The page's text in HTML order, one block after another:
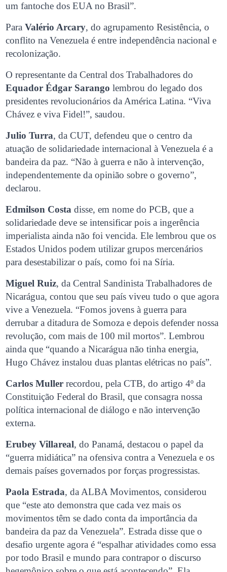
um fantoche dos EUA no Brasil”.
ParaValério Arcary, do agrupamento Resistência, o
conflito na Venezuela é entre independência nacional e
recolonização.
O representante da Central dos Trabalhadores do
Equador Édgar Sarango lembrou do legado dos
presidentes revolucionários da América Latina. “Viva
Chávez e viva Fidel!”, saudou.
Julio Turra, da CUT, defendeu que o centro da
atuação de solidariedade internacional à Venezuela é a
bandeira da paz. “Não à guerra e não à intervenção,
independentemente da opinião sobre o governo”,
declarou.
Edmilson Costa disse, em nome do PCB, que a
solidariedade deve se intensificar pois a ingerência
imperialista ainda não foi vencida. Ele lembrou que os
Estados Unidos podem utilizar grupos mercenários
para desestabilizar o país, como foi na Síria.
Miguel Ruiz, da Central Sandinista Trabalhadores de
Nicarágua, contou que seu país viveu tudo o que agora
vive a Venezuela. “Fomos jovens à guerra para
derrubar a ditadura de Somoza e depois defender nossa
revolução, com mais de 100 mil mortos”. Lembrou
ainda que “quando a Nicarágua não tinha energia,
Hugo Chávez instalou duas plantas elétricas no país”.
Carlos Muller recordou, pela CTB, do artigo 4º da
Constituição Federal do Brasil, que consagra nossa
política internacional de diálogo e não intervenção
externa.
Erubey Villareal, do Panamá, destacou o papel da
“guerra midiática” na ofensiva contra a Venezuela e os
demais países governados por forças progressistas.
Paola Estrada, da ALBA Movimentos, considerou
que “este ato demonstra que cada vez mais os
movimentos têm se dado conta da importância da
bandeira da paz da Venezuela”. Estrada disse que o
desafio urgente agora é “espalhar atividades como essa
por todo Brasil e mundo para contrapor o discurso